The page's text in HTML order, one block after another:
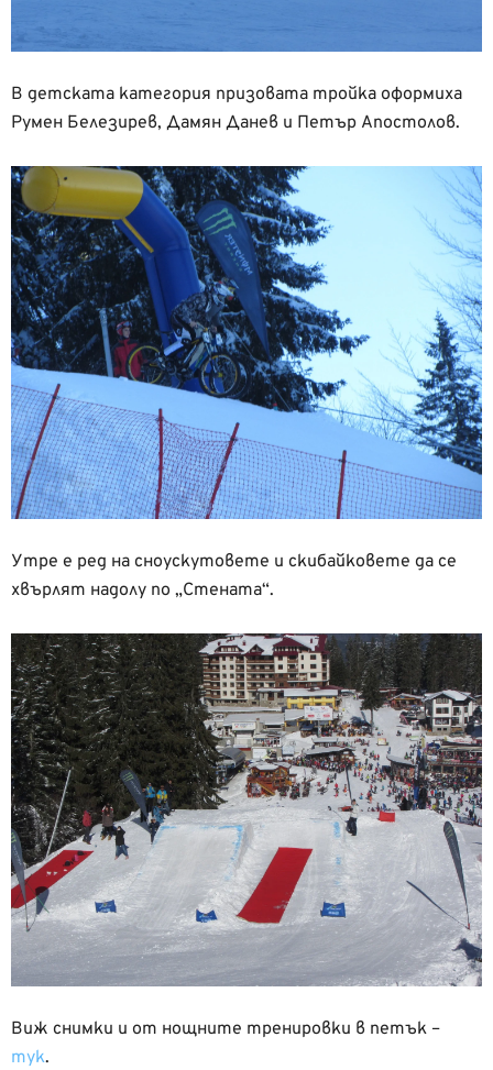
В детската категория призовата тройка оформиха
Румен Белезирев, Дамян Данев и Петър Апостолов.
Утре е ред на сноускутовете и скибайковете да се
хвърлят надолу по „Стената“.
Виж снимки и от нощните тренировки в петък –
тук.